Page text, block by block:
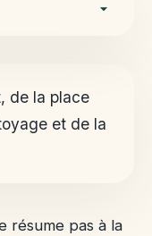
de la place
et de la
résume pas à la